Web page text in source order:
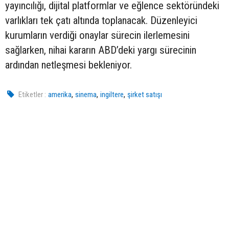
yayıncılığı, dijital platformlar ve eğlence sektöründeki
varlıkları tek çatı altında toplanacak. Düzenleyici
kurumların verdiği onaylar sürecin ilerlemesini
sağlarken, nihai kararın ABD’deki yargı sürecinin
ardından netleşmesi bekleniyor.
Etiketler : amerika,sinema,ingiltere,şirket satışı